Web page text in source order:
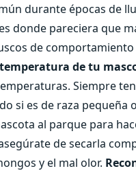
durante épocas de
donde pareciera que
de
de tu
Siempre
si es de raza pequeña
al parque para
de secarla
y el mal olor.